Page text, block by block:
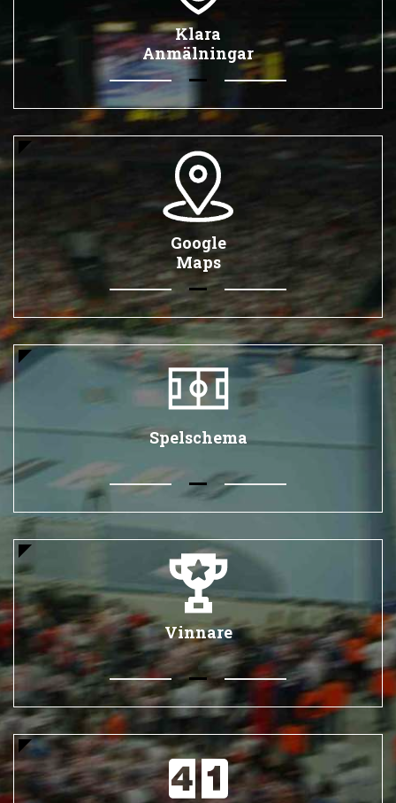
Klara
Anmälningar
Google
Maps
Spelschema
Vinnare